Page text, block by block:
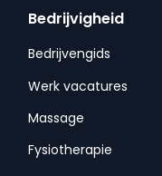
Bedrijvigheid
Bedrijvengids
Werk vacatures
Massage
Fysiotherapie